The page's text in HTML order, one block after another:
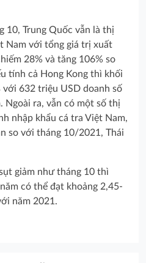
10, Trung Quốc vẫn là thị
Nam với tổng giá trị xuất
28% và tăng 106% so
tính cả Hong Kong thì khối
632 triệu USD doanh số
Ngoài ra, vẫn có một số thị
nhập khẩu cá tra Việt Nam,
so với tháng 10/2021, Thái
giảm như tháng 10 thì
có thể đạt khoảng 2,45-
năm 2021.